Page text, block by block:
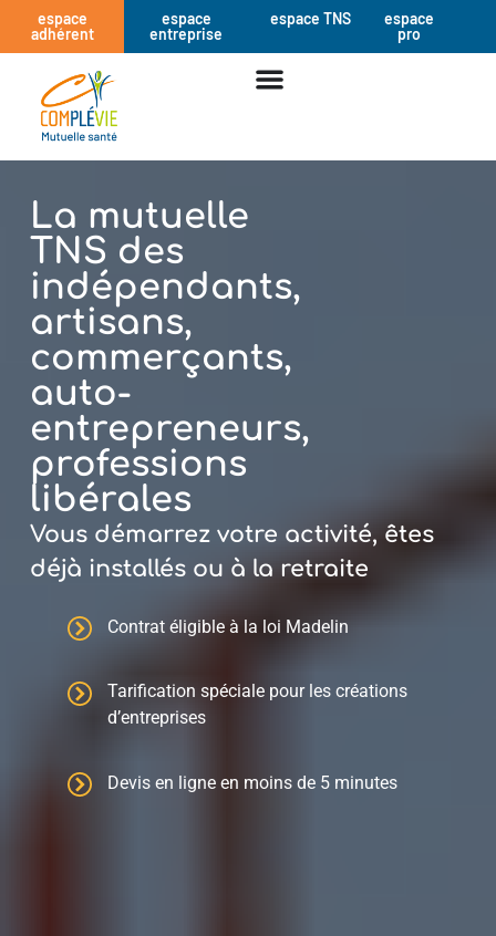
espace
adhérent
espace
entreprise
espace TNS
espace
pro
La mutuelle
TNS des
indépendants,
artisans,
commerçants,
auto-
entrepreneurs,
professions
libérales
Vous démarrez votre activité, êtes
déjà installés ou à la retraite
Contrat éligible à la loi Madelin
Tarification spéciale pour les créations
d’entreprises
Devis en ligne en moins de 5 minutes